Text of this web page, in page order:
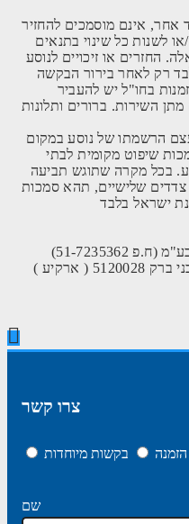
אחר, אינם מוסמכים להחזיר
לשנות כל שינוי בתנאים
החזרים או זיכויים לנוסע
בחו"ל יש להעביר
מ- 30 יום מיום מתן השירות. ברורים ותלונות
הרשמתו של נוסע במקום
שיפוט מקומית לבתי
בכל מקרה שתוגש תביעה
צדדים שלישיים, תהא סמכות
51-7235362)
צרו קשר
הזמנה בקשות מיוחדות
שם